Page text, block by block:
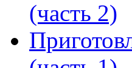
(часть 2)